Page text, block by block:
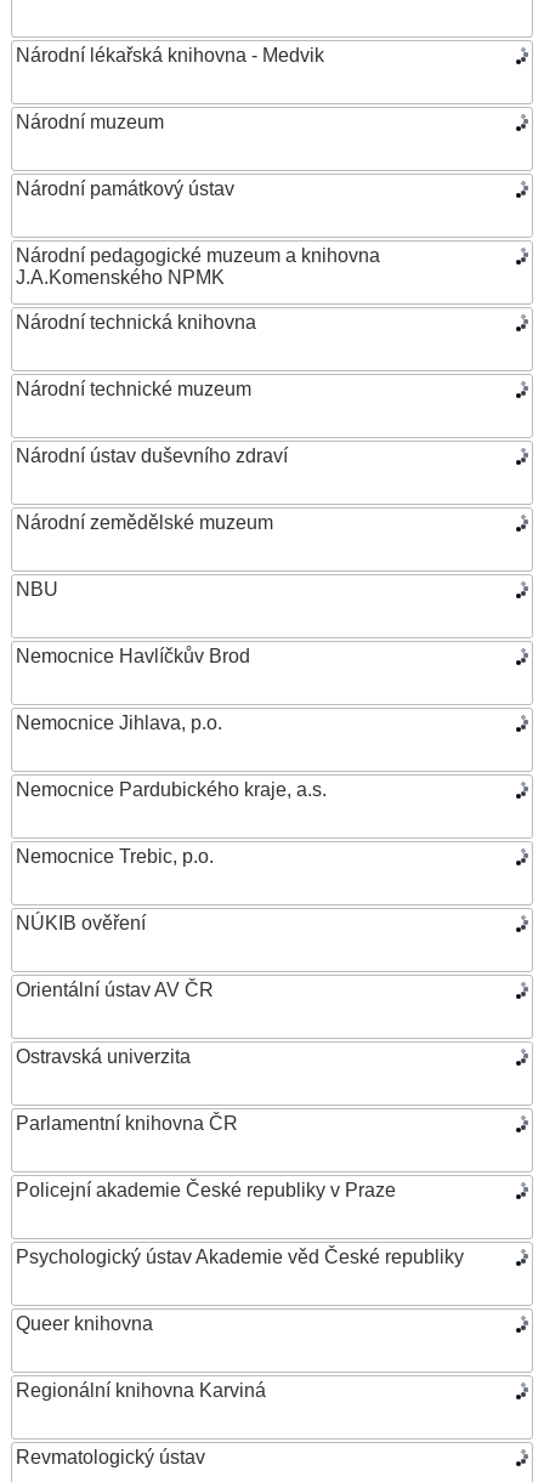
Národní lékařská knihovna - Medvik
Národní muzeum
Národní památkový ústav
Národní pedagogické muzeum a knihovna
J.A.Komenského NPMK
Národní technická knihovna
Národní technické muzeum
Národní ústav duševního zdraví
Národní zemědělské muzeum
NBU
Nemocnice Havlíčkův Brod
Nemocnice Jihlava, p.o.
Nemocnice Pardubického kraje, a.s.
Nemocnice Trebic, p.o.
NÚKIB ověření
Orientální ústav AV ČR
Ostravská univerzita
Parlamentní knihovna ČR
Policejní akademie České republiky v Praze
Psychologický ústav Akademie věd České republiky
Queer knihovna
Regionální knihovna Karviná
Revmatologický ústav